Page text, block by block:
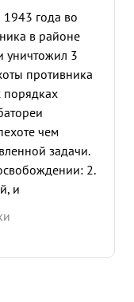
1943 года во
в районе
уничтожил 3
противника
порядках
чем
задачи.
2.
и